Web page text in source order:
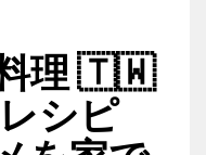
理 🇹🇼
シピ